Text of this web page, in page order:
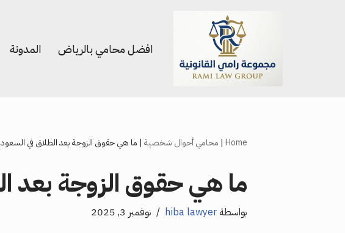
افضل محامي بالرياض المدونة
Home
| محامي أحوال شخصية | ما هي حقوق الزوجة بعد الطلاق في
ما هي حقوق الزوجة بعد
بواسطةhiba lawyer نوفمبر 3, 2025